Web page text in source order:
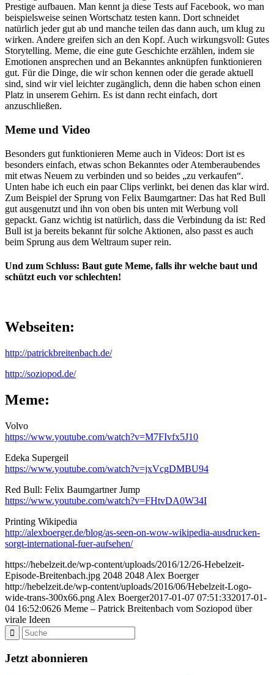
Prestige aufbauen. Man kennt ja diese Tests auf Facebook, wo man
beispielsweise seinen Wortschatz testen kann. Dort schneidet
natürlich jeder gut ab und manche teilen das dann auch, um klug zu
wirken. Andere greifen sich an den Kopf. Auch wirkungsvoll: Gutes
Storytelling. Meme, die eine gute Geschichte erzählen, indem sie
Emotionen ansprechen und an Bekanntes anknüpfen funktionieren
gut. Für die Dinge, die wir schon kennen oder die gerade aktuell
sind, sind wir viel leichter zugänglich, denn die haben schon einen
Platz in unserem Gehirn. Es ist dann recht einfach, dort
anzuschließen.
Meme und Video
Besonders gut funktionieren Meme auch in Videos: Dort ist es
besonders einfach, etwas schon Bekanntes oder Atemberaubendes
mit etwas Neuem zu verbinden und so beides „zu verkaufen“.
Unten habe ich euch ein paar Clips verlinkt, bei denen das klar wird.
Zum Beispiel der Sprung von Felix Baumgartner: Das hat Red Bull
gut ausgenutzt und ihn von oben bis unten mit Werbung voll
gepackt. Ganz wichtig ist natürlich, dass die Verbindung da ist: Red
Bull ist ja bereits bekannt für solche Aktionen, also passt es auch
beim Sprung aus dem Weltraum super rein.
Und zum Schluss: Baut gute Meme, falls ihr welche baut und
schützt euch vor schlechten!
Webseiten:
http://patrickbreitenbach.de/
http://soziopod.de/
Meme:
Volvo
https://www.youtube.com/watch?v=M7FIvfx5J10
Edeka Supergeil
https://www.youtube.com/watch?v=jxVcgDMBU94
Red Bull: Felix Baumgartner Jump
https://www.youtube.com/watch?v=FHtvDA0W34I
Printing Wikipedia
http://alexboerger.de/blog/as-seen-on-wow-wikipedia-ausdrucken-
sorgt-international-fuer-aufsehen/
https://hebelzeit.de/wp-content/uploads/2016/12/26-Hebelzeit-
Episode-Breitenbach.jpg 2048 2048 Alex Boerger
http://hebelzeit.de/wp-content/uploads/2016/06/Hebelzeit-Logo-
wide-trans-300x66.png Alex Boerger2017-01-07 07:51:332017-01-
04 16:52:0626 Meme – Patrick Breitenbach vom Soziopod über
virale Ideen
Jetzt abonnieren